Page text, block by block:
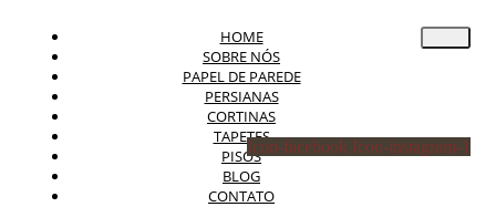
HOME
SOBRE NÓS
PAPEL DE PAREDE
PERSIANAS
CORTINAS
TAPETES
PISOS
BLOG
CONTATO
Icon-facebook Icon-instagram-1